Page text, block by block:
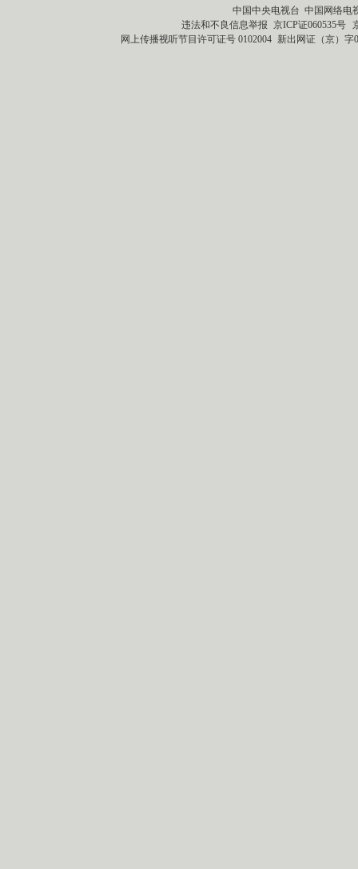
中国中央电视台 中国网络电
违法和不良信息举报 京ICP证060535号
网上传播视听节目许可证号 0102004 新出网证（京）